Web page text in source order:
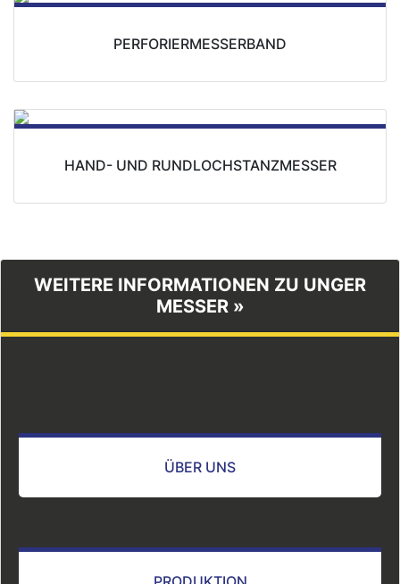
PERFORIERMESSERBAND
HAND- UND RUNDLOCHSTANZMESSER
WEITERE INFORMATIONEN ZU UNGER
MESSER »
ÜBER UNS